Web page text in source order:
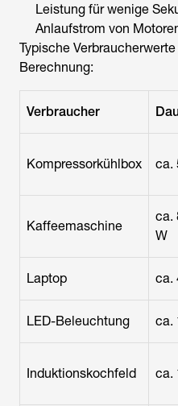
Leistung für wenige
Anlaufstrom von
Typische
Berechnung:
Verbraucher
Kompressorkühlbox ca.
Kaffeemaschine
ca.
W
Laptop ca.
LED-Beleuchtung ca.
Induktionskochfeld ca.